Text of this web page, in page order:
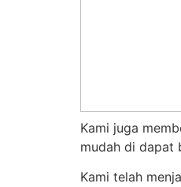
Kami juga
mudah di dapat
Kami telah